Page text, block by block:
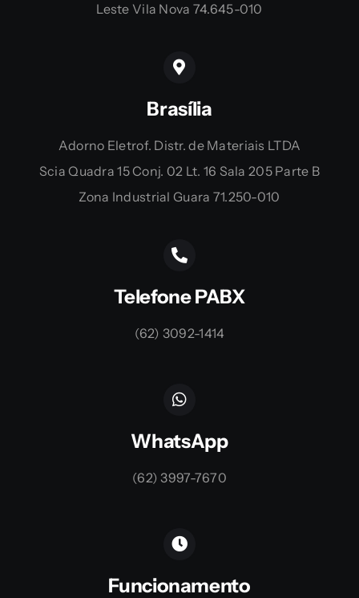
Leste Vila Nova 74.645-010
Brasília
Adorno Eletrof. Distr. de Materiais LTDA
Scia Quadra 15 Conj. 02 Lt. 16 Sala 205 Parte B
Zona Industrial Guara 71.250-010
Telefone PABX
(62) 3092-1414
WhatsApp
(62) 3997-7670
Funcionamento